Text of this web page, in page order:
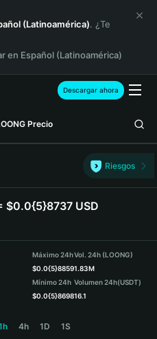
(Latinoamérica). ¿Te
en Español (Latinoamérica)
Descargar ahora
Precio
Riesgos
$0.0{5}8737 USD
Máximo 24h
$0.0{5}8859
Mínimo 24h
$0.0{5}8698
Vol. 24h (LOONG)
1.83M
Volumen 24h(USDT)
16.1
4h 1D 1S